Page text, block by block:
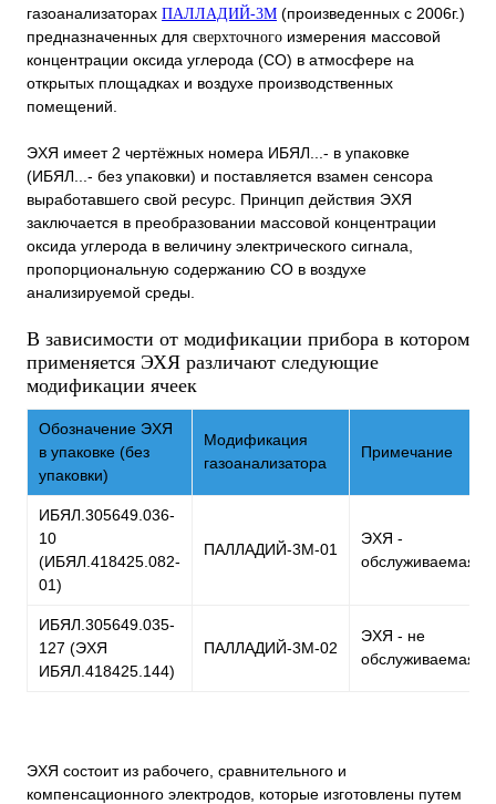
газоанализаторах ПАЛЛАДИЙ-3М (произведенных с 2006г.)
предназначенных для сверхточного измерения массовой
концентрации оксида углерода (СО) в атмосфере на
открытых площадках и воздухе производственных
помещений.
ЭХЯ имеет 2 чертёжных номера ИБЯЛ...- в упаковке
(ИБЯЛ...- без упаковки) и поставляется взамен сенсора
выработавшего свой ресурс. Принцип действия ЭХЯ
заключается в преобразовании массовой концентрации
оксида углерода в величину электрического сигнала,
пропорциональную содержанию СО в воздухе
анализируемой среды.
В зависимости от модификации прибора в котором
применяется ЭХЯ различают следующие
модификации ячеек
Обозначение ЭХЯ
в упаковке (без
упаковки)
Модификация
газоанализатора
Примечание
ИБЯЛ.305649.036-
10
(ИБЯЛ.418425.082-
01)
ПАЛЛАДИЙ-3М-01
ЭХЯ -
обслуживаемая
ИБЯЛ.305649.035-
127 (ЭХЯ
ИБЯЛ.418425.144)
ПАЛЛАДИЙ-3М-02
ЭХЯ - не
обслуживаемая
ЭХЯ состоит из рабочего, сравнительного и
компенсационного электродов, которые изготовлены путем